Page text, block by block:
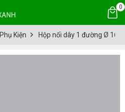
0
Phụ Kiện Hộp nối dây 1 đường Ø 16